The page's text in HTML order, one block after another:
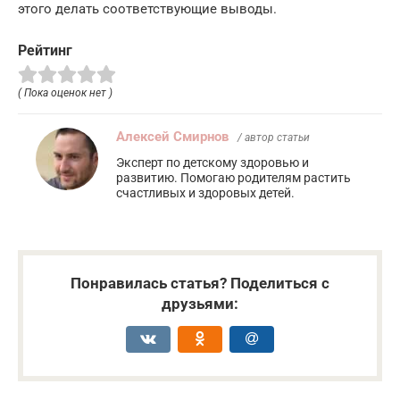
этого делать соответствующие выводы.
Рейтинг
( Пока оценок нет )
Алексей Смирнов / автор статьи
Эксперт по детскому здоровью и
развитию. Помогаю родителям растить
счастливых и здоровых детей.
Понравилась статья? Поделиться с
друзьями: